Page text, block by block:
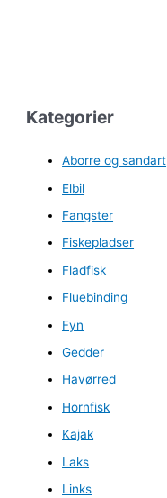
Kategorier
Aborre og sandart
Elbil
Fangster
Fiskepladser
Fladfisk
Fluebinding
Fyn
Gedder
Havørred
Hornfisk
Kajak
Laks
Links